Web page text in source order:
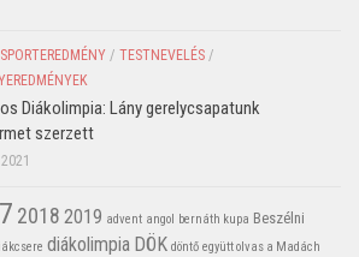
SPORTEREDMÉNY / TESTNEVELÉS /
Diákolimpia: Lány gerelycsapatunk
szerzett
2018 2019 advent angol bernáth kupa Beszélni
diákolimpia DÖK döntő együtt olvas a Madách